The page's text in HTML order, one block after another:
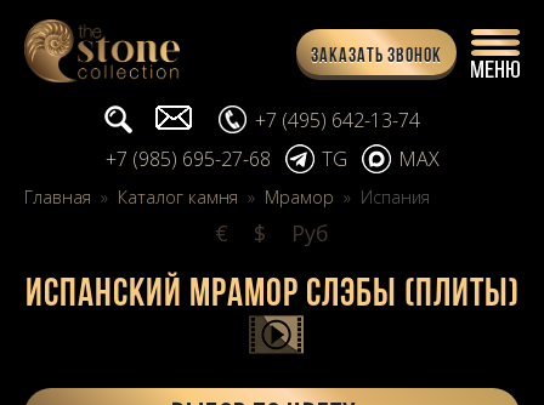
Заказать звонок
Поиск... info@stone-collection.ru
+7 (495) 642-13-74
+7 (985) 695-27-68
TG MAX
Главная » Каталог камня » Мрамор » Испания
€ $ Pуб
Испанский мрамор слэбы (плиты)